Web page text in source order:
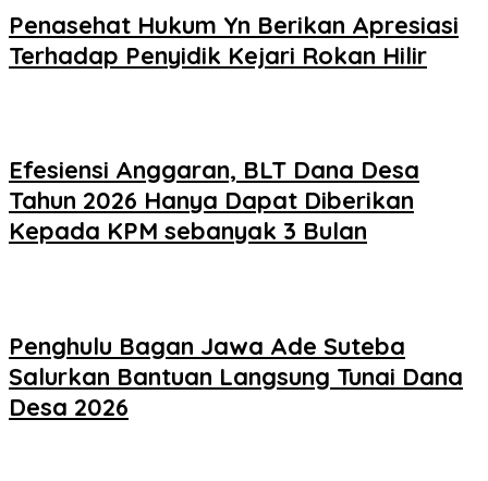
Penasehat Hukum Yn Berikan Apresiasi
Terhadap Penyidik Kejari Rokan Hilir
Efesiensi Anggaran, BLT Dana Desa
Tahun 2026 Hanya Dapat Diberikan
Kepada KPM sebanyak 3 Bulan
Penghulu Bagan Jawa Ade Suteba
Salurkan Bantuan Langsung Tunai Dana
Desa 2026